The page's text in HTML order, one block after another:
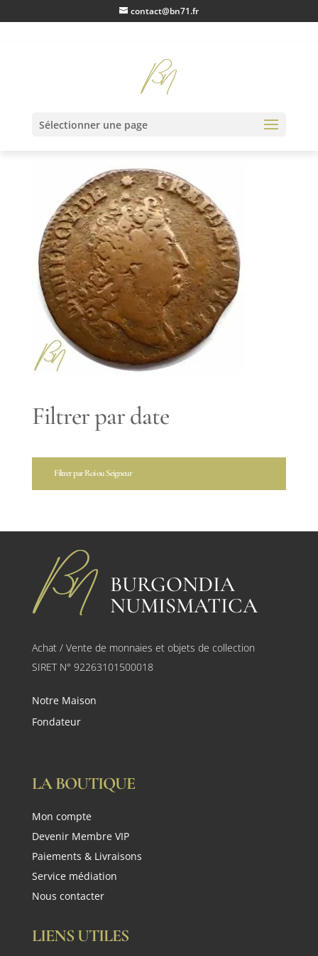
contact@bn71.fr
Sélectionner une page
IMG20230112110938
Filtrer par date
Filtrer par Roi ou Seigneur
BURGONDIA
NUMISMATICA
Achat / Vente de monnaies et objets de collection
SIRET N° 92263101500018
Notre Maison
Fondateur
LA BOUTIQUE
Mon compte
Devenir Membre VIP
Paiements & Livraisons
Service médiation
Nous contacter
LIENS UTILES